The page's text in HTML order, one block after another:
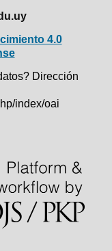
4.0
Dirección
index/oai